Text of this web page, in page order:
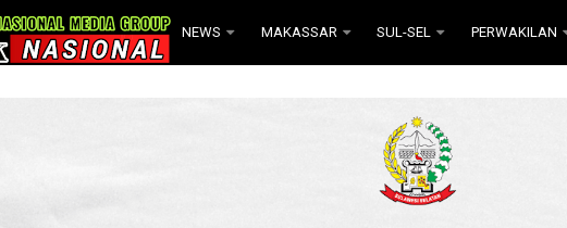
NEWS MAKASSAR SUL-SEL PERWAKILAN